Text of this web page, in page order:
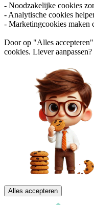
- Noodzakelijke cookies
- Analytische cookies
- Marketingcookies maken
Door op "Alles
cookies. Liever
Alles accepteren